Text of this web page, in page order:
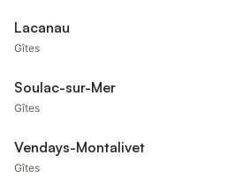
Lacanau
Gîtes
Soulac-sur-Mer
Gîtes
Vendays-Montalivet
Gîtes